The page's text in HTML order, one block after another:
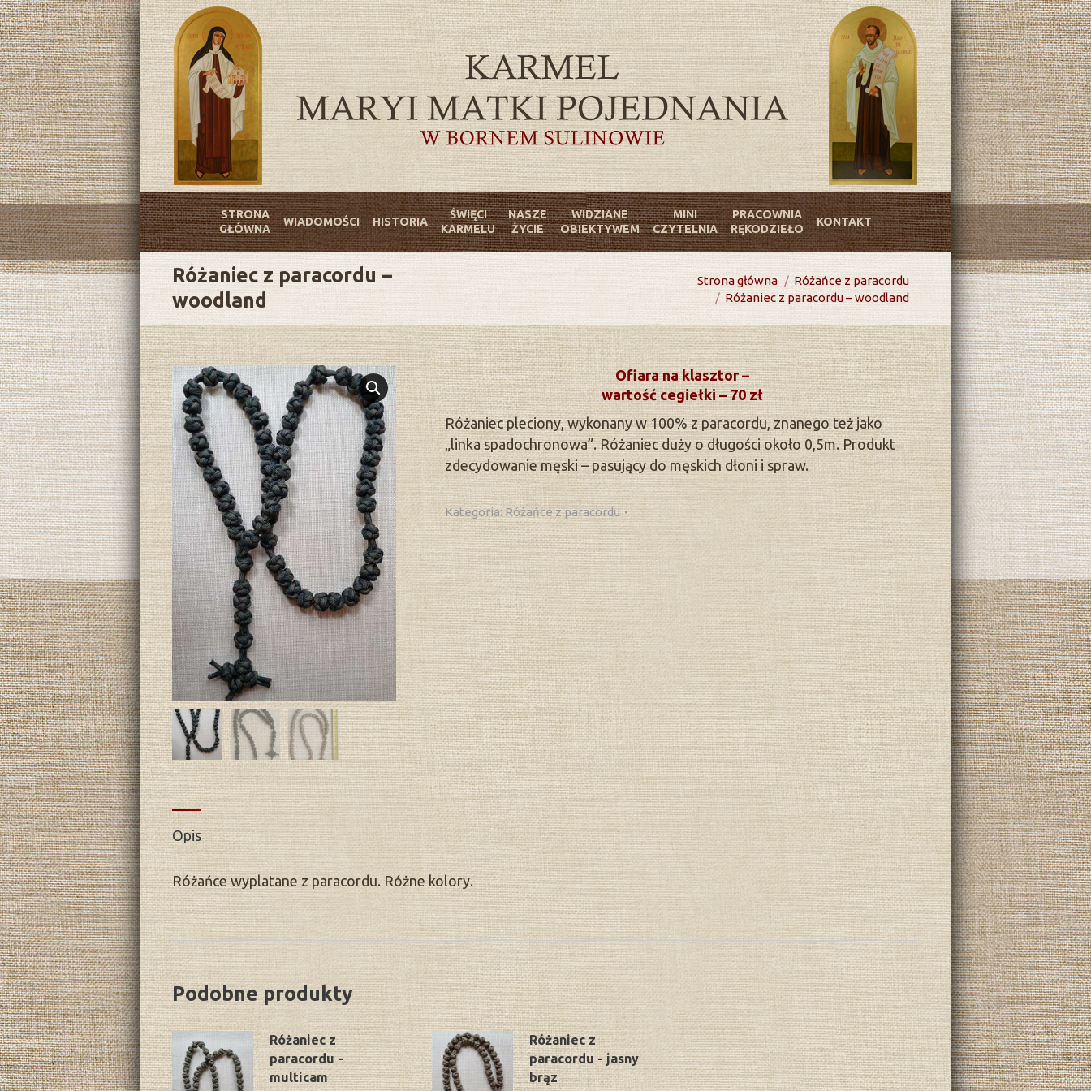
STRONA
GŁÓWNA
WIADOMOŚCI HISTORIA
ŚWIĘCI
KARMELU
NASZE
ŻYCIE
WIDZIANE
OBIEKTYWEM
MINI
CZYTELNIA
PRACOWNIA
RĘKODZIEŁO
KONTAKT
Różaniec z paracordu –
woodland
You are here: Strona główna
Różańce z paracordu
Różaniec z paracordu – woodland
Ofiara na klasztor –
wartość cegiełki – 70 zł
Różaniec pleciony, wykonany w 100% z paracordu, znanego też jako
„linka spadochronowa”. Różaniec duży o długości około 0,5m. Produkt
zdecydowanie męski – pasujący do męskich dłoni i spraw.
Kategoria: Różańce z paracordu
Opis
Różańce wyplatane z paracordu. Różne kolory.
Podobne produkty
Różaniec z
paracordu -
multicam
Różaniec z
paracordu - jasny
brąz